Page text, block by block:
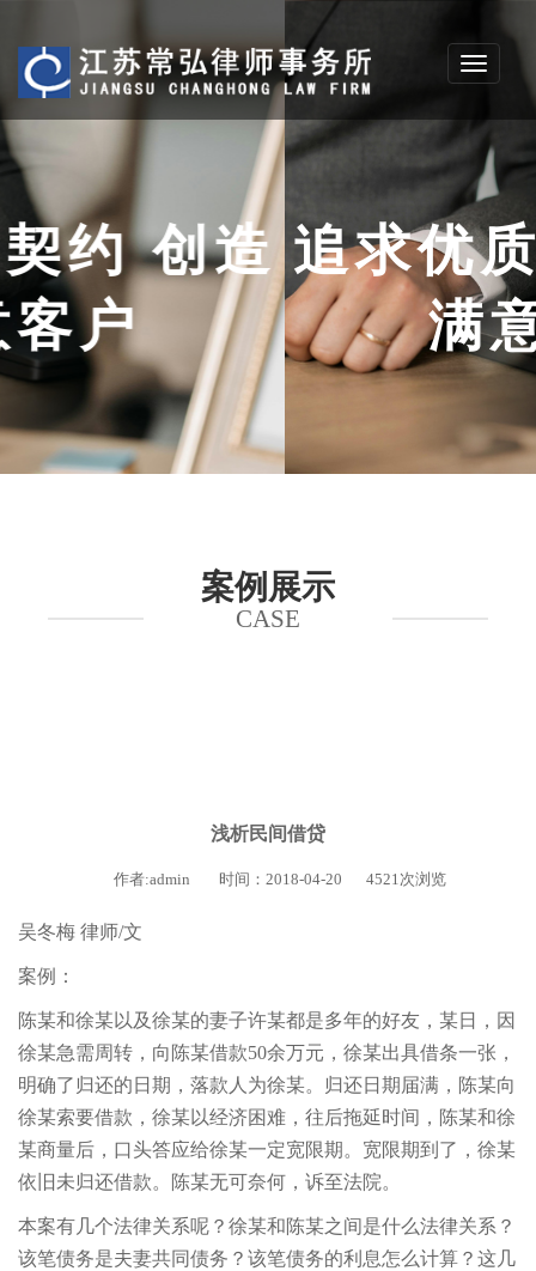
Toggle
追求优质契约 创造
满意客户
案例展示
CASE
浅析民间借贷
作者:admin 时间：2018-04-20 4521次浏览
吴冬梅 律师/文
案例：
陈某和徐某以及徐某的妻子许某都是多年的好友，某日，因
徐某急需周转，向陈某借款50余万元，徐某出具借条一张，
明确了归还的日期，落款人为徐某。归还日期届满，陈某向
徐某索要借款，徐某以经济困难，往后拖延时间，陈某和徐
某商量后，口头答应给徐某一定宽限期。宽限期到了，徐某
依旧未归还借款。陈某无可奈何，诉至法院。
本案有几个法律关系呢？徐某和陈某之间是什么法律关系？
该笔债务是夫妻共同债务？该笔债务的利息怎么计算？这几